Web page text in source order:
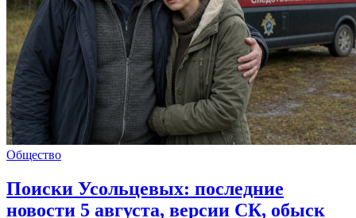
Общество
Поиски Усольцевых: последние
новости 5 августа, версии СК, обыск